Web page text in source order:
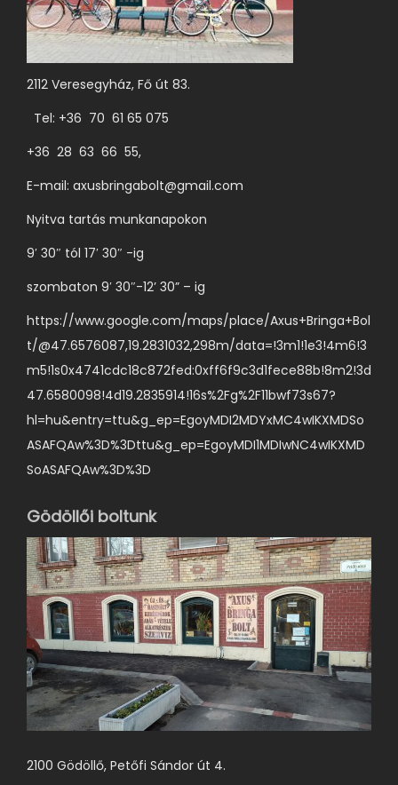
2112 Veresegyház, Fő út 83.
Tel: +36 70 61 65 075
+36 28 63 66 55,
E-mail: axusbringabolt@gmail.com
Nyitva tartás munkanapokon
9′ 30″ tól 17′ 30″ -ig
szombaton 9′ 30″-12’ 30” – ig
https://www.google.com/maps/place/Axus+Bringa+Bol
t/@47.6576087,19.2831032,298m/data=!3m1!1e3!4m6!3
m5!1s0x4741cdc18c872fed:0xff6f9c3d1fece88b!8m2!3d
47.6580098!4d19.2835914!16s%2Fg%2F11bwf73s67?
hl=hu&entry=ttu&g_ep=EgoyMDI2MDYxMC4wIKXMDSo
ASAFQAw%3D%3Dttu&g_ep=EgoyMDI1MDIwNC4wIKXMD
SoASAFQAw%3D%3D
Gödöllői boltunk
2100 Gödöllő, Petőfi Sándor út 4.